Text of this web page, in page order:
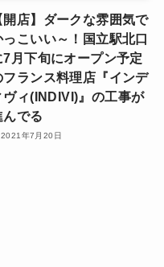
開店】ダークな雰囲気で
っこいい～！国立駅北口
7月下旬にオープン予定
フランス料理店『インデ
ヴィ(INDIVI)』の工事が
んでる
2021年7月20日